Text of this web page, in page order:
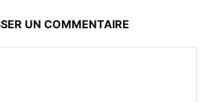
UN COMMENTAIRE